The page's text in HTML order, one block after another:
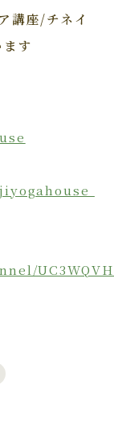
講座/チネイ
す